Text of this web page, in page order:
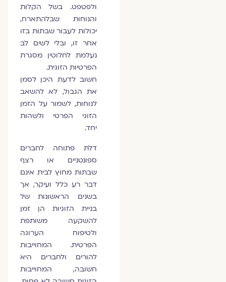
ולפטפט. בשל הקלות
והנוחות שבלהתארח,
יכולות לעבור שבתות בזו
אחר זו, ובלי לשים לב
נעלמת לחלוטין מסגרת
הפרטיות הזוגית.
חשוב לדעת היכן לסמן
את הגבול, לא להשאב
לנוחות, לשמור על הזמן
הזוגי הפרטי ולשהות
יחד.
דלת פתוחה לחברים
ספונטניים או רצף
שבתות מחוץ לבית אינם
דבר רע כלל ועיקר, אך
בשנים הראשונות של
בניית הזוגיות הן זמן
להשקעה משותפת
ולטיפוח הערוגה
הפרטית. המחוייבות
להורים ולחברים היא
חשובה, המחוייבות